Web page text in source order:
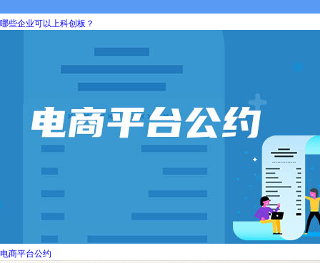
哪些企业可以上科创板？
电商平台公约